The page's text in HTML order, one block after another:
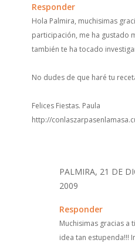
Responder
Hola Palmira, muchisimas
participación, me ha gustado
también te ha tocado
No dudes de que haré tu
Felices Fiestas. Paula
http://
PALMIRA, 21 DE
2009
Responder
Muchisimas gracias a
idea tan estupenda!!!